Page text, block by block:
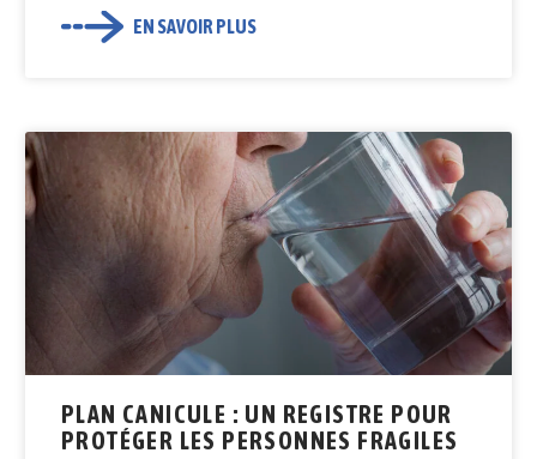
EN SAVOIR PLUS
PLAN CANICULE : UN REGISTRE POUR
PROTÉGER LES PERSONNES FRAGILES